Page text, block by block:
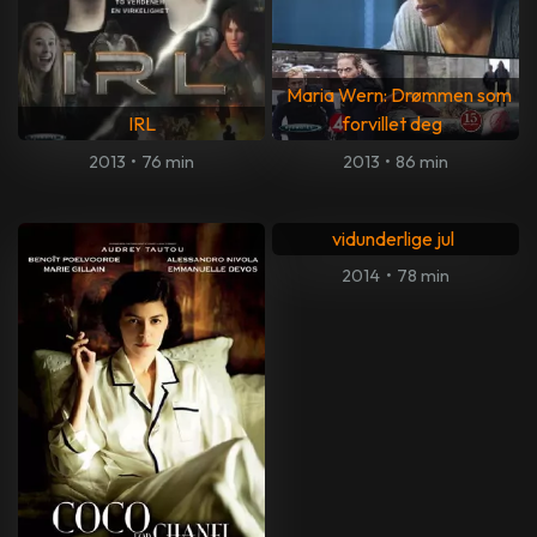
IRL
2013 • 76 min
Maria Wern: Drømmen som
forvillet deg
2013 • 86 min
vidunderlige jul
2014 • 78 min